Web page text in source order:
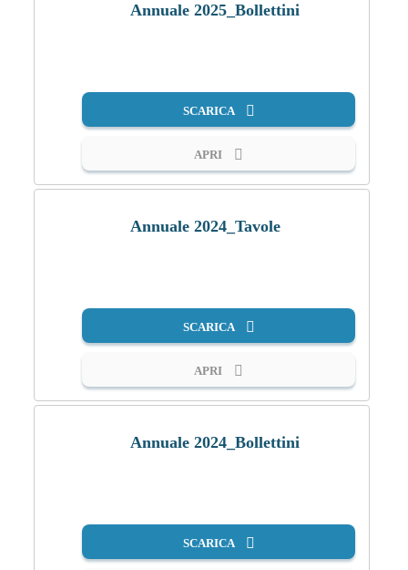
Annuale 2025_Bollettini
SCARICA
APRI
Annuale 2024_Tavole
SCARICA
APRI
Annuale 2024_Bollettini
SCARICA